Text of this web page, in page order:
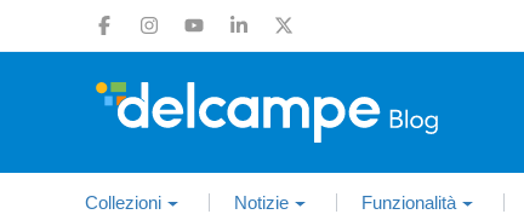
Collezioni Notizie Funzionalità